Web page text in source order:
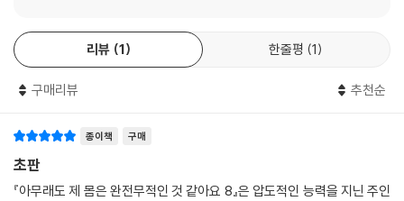
리뷰 1 한줄평 1
구매리뷰 추천순
종이책 구매
초판
『아무래도 제 몸은 완전무적인 것 같아요 8』은 압도적인 능력을 지닌 주인